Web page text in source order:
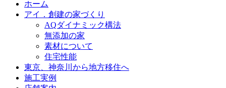
ホーム
アイ．創建の家づくり
AQダイナミック構法
無添加の家
素材について
住宅性能
東京、神奈川から地方移住へ
施工実例